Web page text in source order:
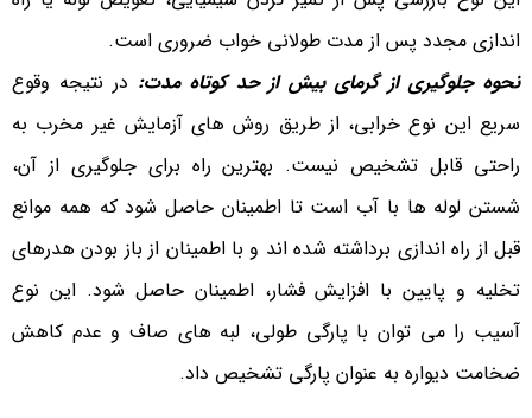
اندازی مجدد پس از مدت طولانی خواب ضروری است.
نحوه جلوگیری از گرمای بیش از حد کوتاه مدت: در نتیجه وقوع
سریع این نوع خرابی، از طریق روش های آزمایش غیر مخرب به
راحتی قابل تشخیص نیست. بهترین راه برای جلوگیری از آن،
شستن لوله ها با آب است تا اطمینان حاصل شود که همه موانع
قبل از راه اندازی برداشته شده اند و با اطمینان از باز بودن هدرهای
تخلیه و پایین با افزایش فشار، اطمینان حاصل شود. این نوع
آسیب را می توان با پارگی طولی، لبه های صاف و عدم کاهش
ضخامت دیواره به عنوان پارگی تشخیص داد.